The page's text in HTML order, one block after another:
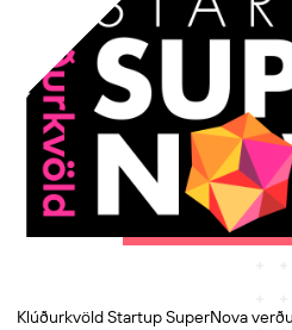
Klúðurkvöld Startup SuperNova